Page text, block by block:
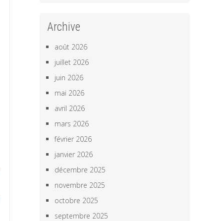
Archive
août 2026
juillet 2026
juin 2026
mai 2026
avril 2026
mars 2026
février 2026
janvier 2026
décembre 2025
novembre 2025
octobre 2025
septembre 2025